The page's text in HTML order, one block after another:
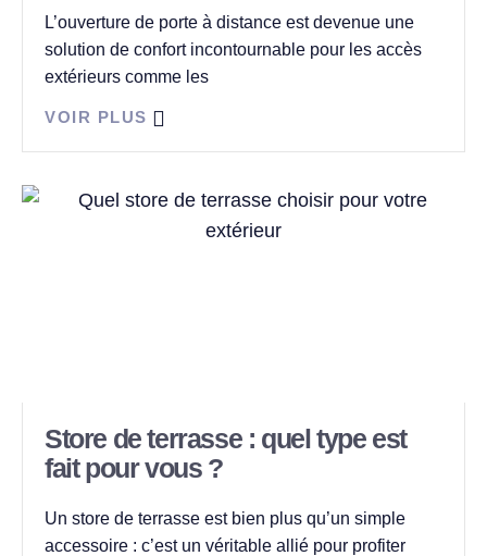
L’ouverture de porte à distance est devenue une
solution de confort incontournable pour les accès
extérieurs comme les
VOIR PLUS
Store de terrasse : quel type est
fait pour vous ?
Un store de terrasse est bien plus qu’un simple
accessoire : c’est un véritable allié pour profiter